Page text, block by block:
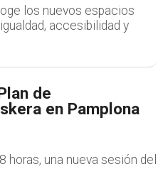
los nuevos espacios
accesibilidad y
de
en Pamplona
una nueva sesión del